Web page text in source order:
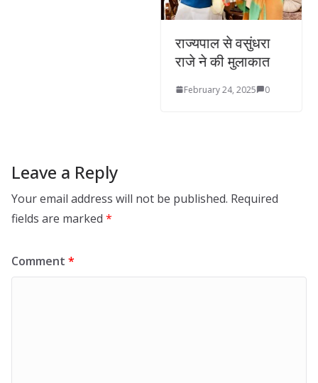
राज्यपाल से वसुंधरा
राजे ने की मुलाकात
February 24, 2025 0
Leave a Reply
Your email address will not be published. Required
fields are marked *
Comment *